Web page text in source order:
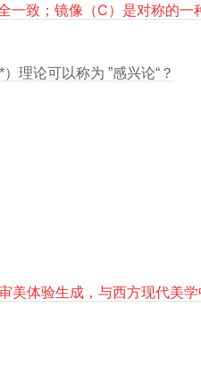
一致；镜像（C）是对称的一
理论可以称为 ”感兴论“？
美体验生成，与西方现代美